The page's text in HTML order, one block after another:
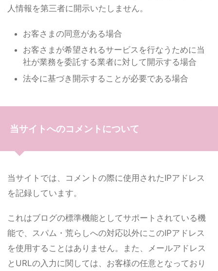
人情報を第三者に開示いたしません。
お客さまの同意がある場合
お客さまが希望されるサービスを行なうために当
社が業務を委託する業者に対して開示する場合
法令に基づき開示することが必要である場合
当サイトへのコメントについて
当サイトでは、コメントの際に使用されたIPアドレス
を記録しています。
これはブログの標準機能としてサポートされている機
能で、スパム・荒らしへの対応以外にこのIPアドレス
を使用することはありません。また、メールアドレス
とURLの入力に関しては、お客様の任意となっており